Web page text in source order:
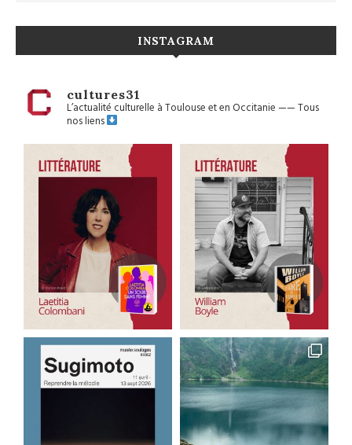
INSTAGRAM
cultures31
L’actualité culturelle à Toulouse et en Occitanie——Tous
nos liens